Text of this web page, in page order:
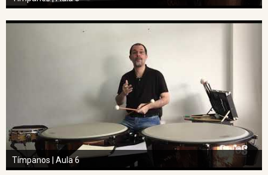
Tímpanos | Aula 6